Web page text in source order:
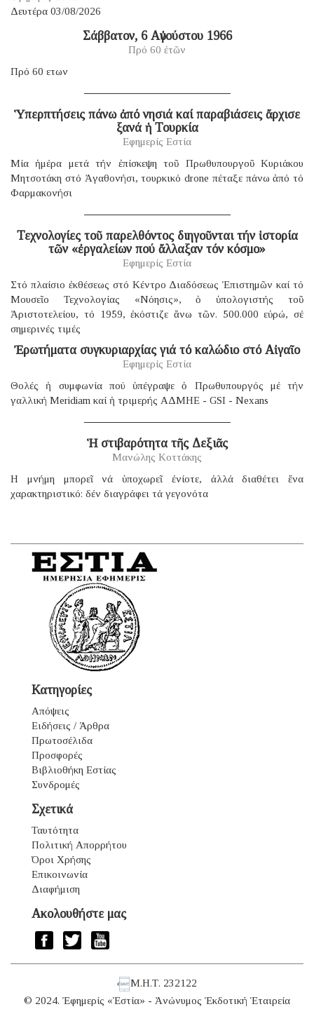
Δευτέρα 03/08/2026
Σάββατον, 6 Αὐγούστου 1966
Πρό 60 ἐτῶν
Πρό 60 ετων
Ὑπερπτήσεις πάνω ἀπό νησιά καί παραβιάσεις ἄρχισε
ξανά ἡ Τουρκία
Εφημερίς Εστία
Μία ἡμέρα μετά τήν ἐπίσκεψη τοῦ Πρωθυπουργοῦ Κυριάκου
Μητσοτάκη στό Ἀγαθονήσι, τουρκικό drone πέταξε πάνω ἀπό τό
Φαρμακονήσι
Τεχνολογίες τοῦ παρελθόντος διηγοῦνται τήν ἱστορία
τῶν «ἐργαλείων πού ἄλλαξαν τόν κόσμο»
Εφημερίς Εστία
Στό πλαίσιο ἐκθέσεως στό Κέντρο Διαδόσεως Ἐπιστημῶν καί τό
Μουσεῖο Τεχνολογίας «Νόησις», ὁ ὑπολογιστής τοῦ
Ἀριστοτελείου, τό 1959, ἐκόστιζε ἄνω τῶν. 500.000 εὐρώ, σέ
σημερινές τιμές
Ἐρωτήματα συγκυριαρχίας γιά τό καλώδιο στό Αἰγαῖο
Εφημερίς Εστία
Θολές ἡ συμφωνία πού ὑπέγραψε ὁ Πρωθυπουργός μέ τήν
γαλλική Μeridiam καί ἡ τριμερής ΑΔΜΗΕ - GSI - Nexans
Ἡ στιβαρότητα τῆς Δεξιᾶς
Μανώλης Κοττάκης
H μνήμη μπορεῖ νά ὑποχωρεῖ ἐνίοτε, ἀλλά διαθέτει ἕνα
χαρακτηριστικό: δέν διαγράφει τά γεγονότα
Κατηγορίες
Απόψεις
Ειδήσεις / Άρθρα
Πρωτοσέλιδα
Προσφορές
Βιβλιοθήκη Εστίας
Συνδρομές
Σχετικά
Ταυτότητα
Πολιτική Απορρήτου
Όροι Χρήσης
Επικοινωνία
Διαφήμιση
Ακολουθήστε μας
Μ.Η.Τ. 232122
© 2024. Ἐφημερίς «Ἑστία» - Ἀνώνυμος Ἐκδοτική Ἑταιρεία